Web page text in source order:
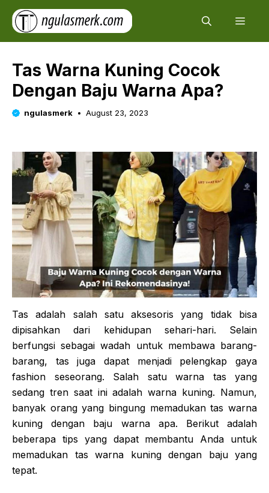
Skip
content
Tas Warna Kuning Cocok
Dengan Baju Warna Apa?
ngulasmerk August 23, 2023
Tas adalah salah satu aksesoris yang tidak bisa
dipisahkan dari kehidupan sehari-hari. Selain
berfungsi sebagai wadah untuk membawa barang-
barang, tas juga dapat menjadi pelengkap gaya
fashion seseorang. Salah satu warna tas yang
sedang tren saat ini adalah warna kuning. Namun,
banyak orang yang bingung memadukan tas warna
kuning dengan baju warna apa. Berikut adalah
beberapa tips yang dapat membantu Anda untuk
memadukan tas warna kuning dengan baju yang
tepat.